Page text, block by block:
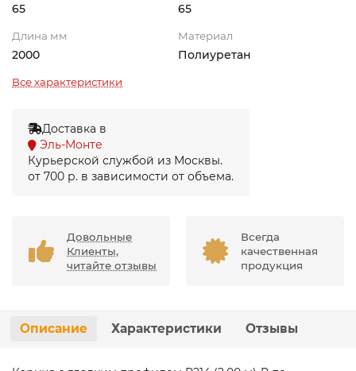
65 65
Длина мм
2000
Материал
Полиуретан
Все характеристики
Доставка в
Эль-Монте
Курьерской службой из Москвы.
от 700 р. в зависимости от объема.
Довольные
Клиенты,
читайте отзывы
Всегда
качественная
продукция
Описание Характеристики Отзывы